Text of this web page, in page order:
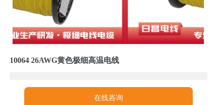
10064 26AWG黄色极细高温电线
在线咨询